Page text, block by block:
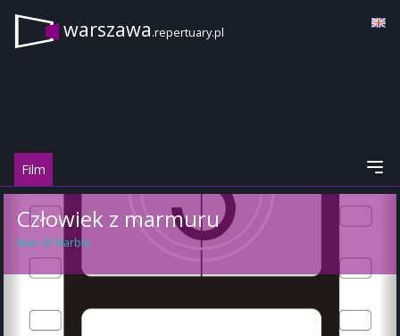
warszawa.repertuary.pl
Film
Człowiek z marmuru
Man of Marble